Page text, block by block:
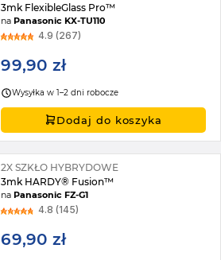
3mk FlexibleGlass Pro™
naPanasonic KX-TU110
4.9 (267)
99,90 zł
Wysyłka w 1–2 dni robocze
Dodaj do koszyka
2X SZKŁO HYBRYDOWE
3mk HARDY® Fusion™
naPanasonic FZ-G1
4.8 (145)
69,90 zł